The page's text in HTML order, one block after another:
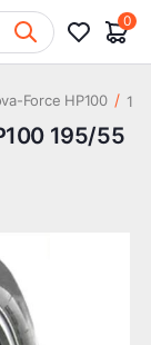
0
Force HP100 /
195/55